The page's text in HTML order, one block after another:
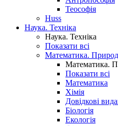
Теософія
Huss
Наука. Техніка
Наука. Техніка
Показати всі
Математика.
Математика.
Показати всі
Математика
Хімія
Довідкові
Біологія
Екологія